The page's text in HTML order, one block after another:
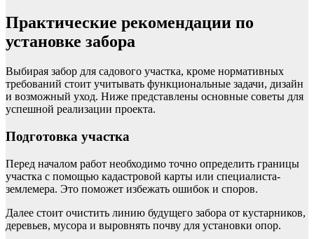
Практические рекомендации по
установке забора
Выбирая забор для садового участка, кроме нормативных
требований стоит учитывать функциональные задачи, дизайн
и возможный уход. Ниже представлены основные советы для
успешной реализации проекта.
Подготовка участка
Перед началом работ необходимо точно определить границы
участка с помощью кадастровой карты или специалиста-
землемера. Это поможет избежать ошибок и споров.
Далее стоит очистить линию будущего забора от кустарников,
деревьев, мусора и выровнять почву для установки опор.